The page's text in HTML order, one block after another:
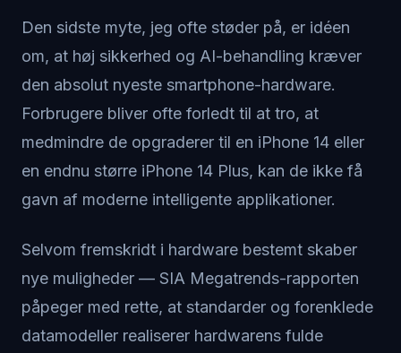
Den sidste myte, jeg ofte støder på, er idéen
om, at høj sikkerhed og AI-behandling kræver
den absolut nyeste smartphone-hardware.
Forbrugere bliver ofte forledt til at tro, at
medmindre de opgraderer til en iPhone 14 eller
en endnu større iPhone 14 Plus, kan de ikke få
gavn af moderne intelligente applikationer.
Selvom fremskridt i hardware bestemt skaber
nye muligheder — SIA Megatrends-rapporten
påpeger med rette, at standarder og forenklede
datamodeller realiserer hardwarens fulde